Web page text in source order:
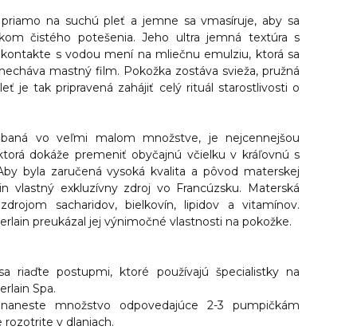
na suchú pleť a jemne sa vmasíruje, aby sa
čistého potešenia. Jeho ultra jemná textúra s
s vodou mení na mliečnu emulziu, ktorá sa
mastný film. Pokožka zostáva svieža, pružná
je tak pripravená zahájiť celý rituál starostlivosti o
vo veľmi malom množstve, je nejcennejšou
dokáže premeniť obyčajnú včielku v kráľovnú s
byla zaručená vysoká kvalita a pôvod materskej
vlastný exkluzívny zdroj vo Francúzsku. Materská
sacharidov, bielkovín, lipidov a vitamínov.
preukázal jej výnimočné vlastnosti na pokožke.
riaďte postupmi, ktoré používajú špecialistky na
Spa.
množstvo odpovedajúce 2-3 pumpičkám
rozotrite v dlaniach.